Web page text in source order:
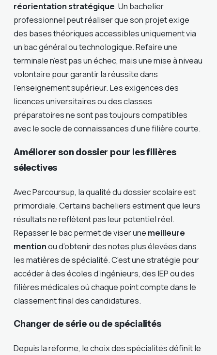
réorientation stratégique. Un bachelier
professionnel peut réaliser que son projet exige
des bases théoriques accessibles uniquement via
un bac général ou technologique. Refaire une
terminale n’est pas un échec, mais une mise à niveau
volontaire pour garantir la réussite dans
l’enseignement supérieur. Les exigences des
licences universitaires ou des classes
préparatoires ne sont pas toujours compatibles
avec le socle de connaissances d’une filière courte.
Améliorer son dossier pour les filières
sélectives
Avec Parcoursup, la qualité du dossier scolaire est
primordiale. Certains bacheliers estiment que leurs
résultats ne reflètent pas leur potentiel réel.
Repasser le bac permet de viser une meilleure
mentionou d’obtenir des notes plus élevées dans
les matières de spécialité. C’est une stratégie pour
accéder à des écoles d’ingénieurs, des IEP ou des
filières médicales où chaque point compte dans le
classement final des candidatures.
Changer de série ou de spécialités
Depuis la réforme, le choix des spécialités définit le